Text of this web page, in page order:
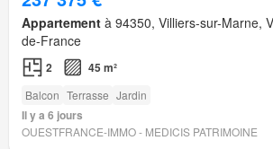
Appartement à 94350, Villiers-sur-Marne,
de-France
2 45 m²
Balcon Terrasse Jardin
Il y a 6 jours
OUESTFRANCE-IMMO - MEDICIS PATRIMOINE